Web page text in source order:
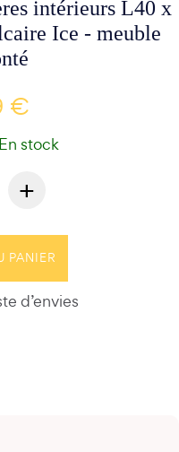
intérieurs L40 x
Ice - meuble
€
stock
+
PANIER
d’envies